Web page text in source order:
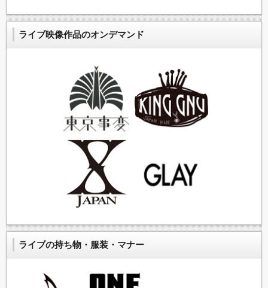
アベフトシ（THEE MICHELLE GUN ELEPHANT）
HSU（Suchmos）
華月（Raphael）
ライブ映像作品のオンデマンド
ライブの持ち物・服装・マナー